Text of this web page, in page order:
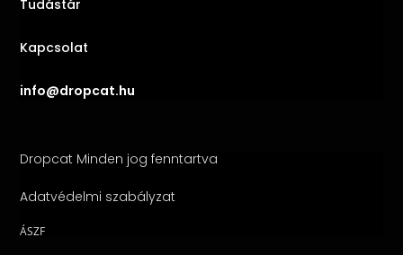
Tudástár
Kapcsolat
info@dropcat.hu
Dropcat Minden jog fenntartva
Adatvédelmi szabályzat
ÁSZF